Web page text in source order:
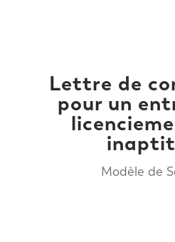
Lettre de
pour un
Modèle de